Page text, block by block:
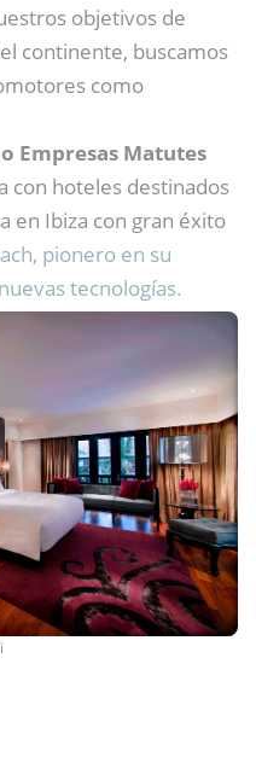
objetivos de
continente, buscamos
como
Empresas Matutes
con hoteles destinados
en Ibiza con gran éxito
pionero en su
tecnologías.